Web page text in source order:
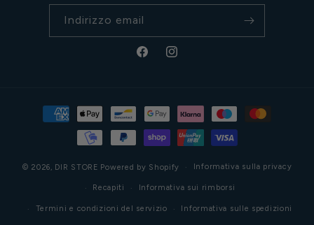
Indirizzo email
FacebookInstagram
Metodi
pagamento
© 2026, DIR STORE Powered by Shopify Informativa sulla privacy
Recapiti Informativa sui rimborsi
Termini e condizioni del servizio Informativa sulle spedizioni